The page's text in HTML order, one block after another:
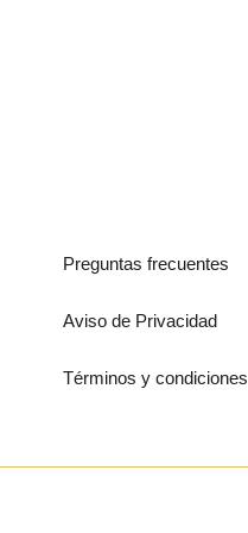
Preguntas frecuentes
Aviso de Privacidad
Términos y condiciones